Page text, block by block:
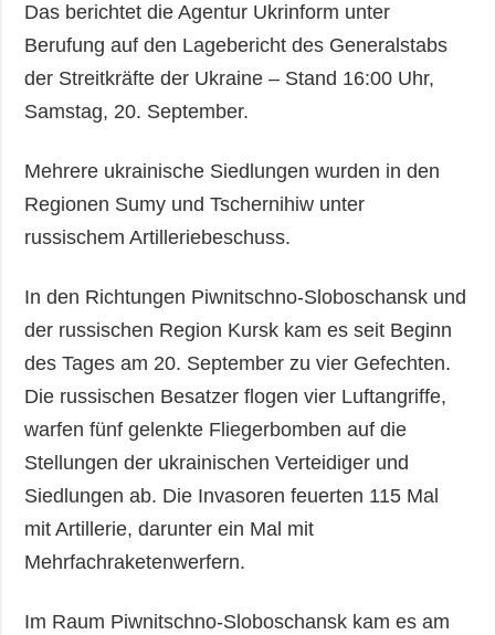
Das berichtet die Agentur Ukrinform unter
Berufung auf den Lagebericht des Generalstabs
der Streitkräfte der Ukraine – Stand 16:00 Uhr,
Samstag, 20. September.
Mehrere ukrainische Siedlungen wurden in den
Regionen Sumy und Tschernihiw unter
russischem Artilleriebeschuss.
In den Richtungen Piwnitschno-Sloboschansk und
der russischen Region Kursk kam es seit Beginn
des Tages am 20. September zu vier Gefechten.
Die russischen Besatzer flogen vier Luftangriffe,
warfen fünf gelenkte Fliegerbomben auf die
Stellungen der ukrainischen Verteidiger und
Siedlungen ab. Die Invasoren feuerten 115 Mal
mit Artillerie, darunter ein Mal mit
Mehrfachraketenwerfern.
Im Raum Piwnitschno-Sloboschansk kam es am